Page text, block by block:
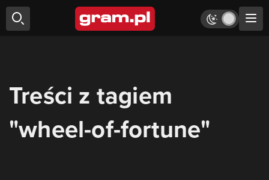
Treści z tagiem
"wheel-of-fortune"